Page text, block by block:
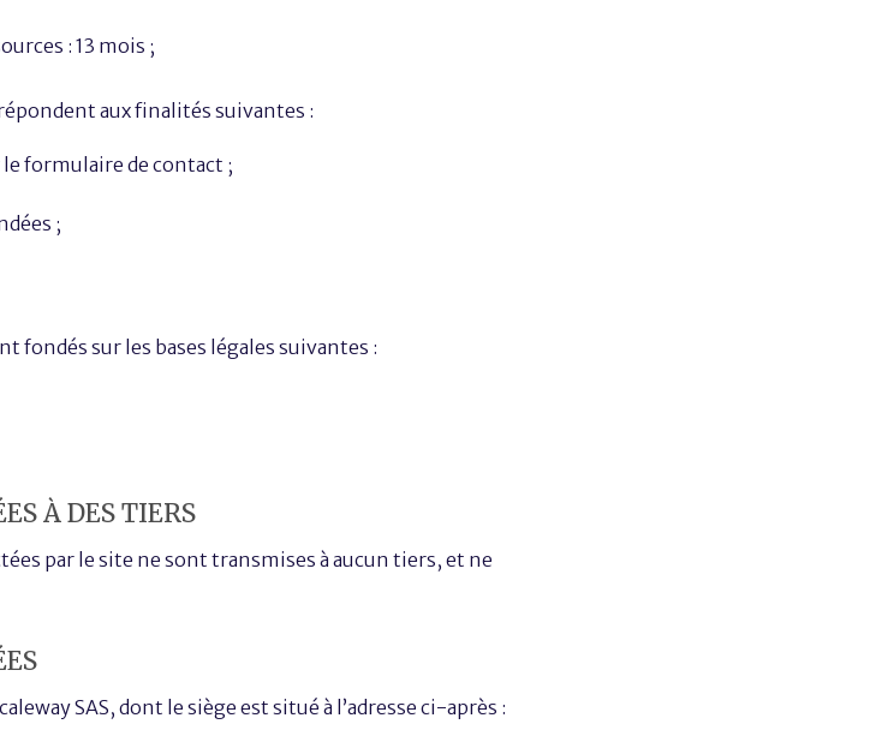
: 13 mois ;
aux finalités suivantes :
le formulaire de contact ;
;
fondés sur les bases légales suivantes :
À DES TIERS
par le site ne sont transmises à aucun tiers, et ne
SAS, dont le siège est situé à l’adresse ci-après :